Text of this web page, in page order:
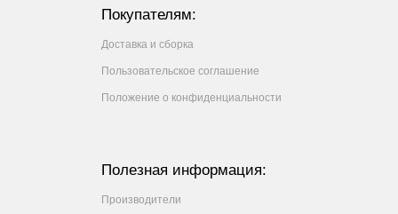
Покупателям:
Доставка и сборка
Пользовательское соглашение
Положение о конфиденциальности
Полезная информация:
Производители